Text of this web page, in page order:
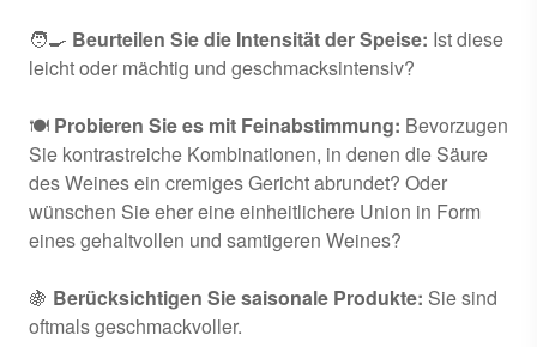
🧑‍🍳 Beurteilen Sie die Intensität der Speise: Ist diese
leicht oder mächtig und geschmacksintensiv?
🍽 Probieren Sie es mit Feinabstimmung: Bevorzugen
Sie kontrastreiche Kombinationen, in denen die Säure
des Weines ein cremiges Gericht abrundet? Oder
wünschen Sie eher eine einheitlichere Union in Form
eines gehaltvollen und samtigeren Weines?
🍇 Berücksichtigen Sie saisonale Produkte: Sie sind
oftmals geschmackvoller.